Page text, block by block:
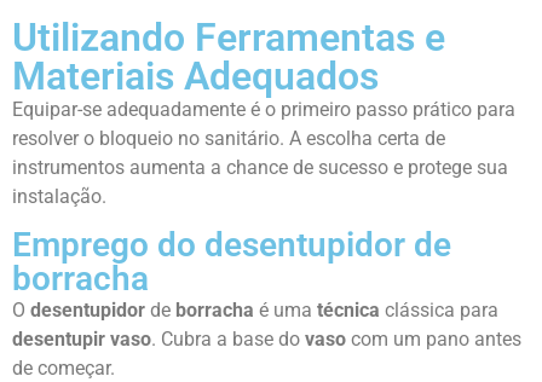
Utilizando Ferramentas e
Materiais Adequados
Equipar-se adequadamente é o primeiro passo prático para
resolver o bloqueio no sanitário. A escolha certa de
instrumentos aumenta a chance de sucesso e protege sua
instalação.
Emprego do desentupidor de
borracha
O desentupidor de borracha é uma técnica clássica para
desentupir vaso. Cubra a base do vaso com um pano antes
de começar.